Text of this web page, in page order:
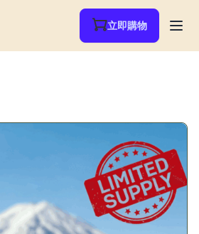
立即購物